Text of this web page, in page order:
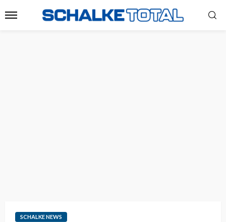
SCHALKE NEWS